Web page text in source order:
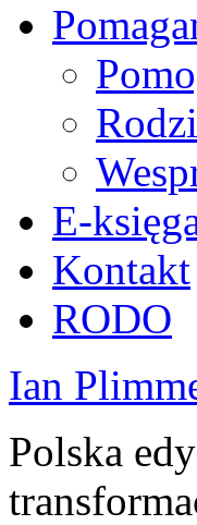
E-
Kontakt
RODO
Ian
Polska